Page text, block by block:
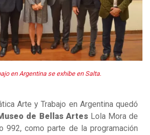
en Argentina se exhibe en Salta.
Arte y Trabajo en Argentina quedó
de Bellas ArtesLola Mora de
992, como parte de la programación